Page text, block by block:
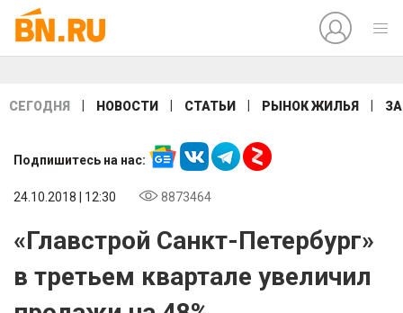
СЕГОДНЯ НОВОСТИ СТАТЬИ РЫНОК ЖИЛЬЯ
Подпишитесь на нас:
24.10.2018 | 12:30 8873464
«Главстрой Санкт-Петербург»
в третьем квартале увеличил